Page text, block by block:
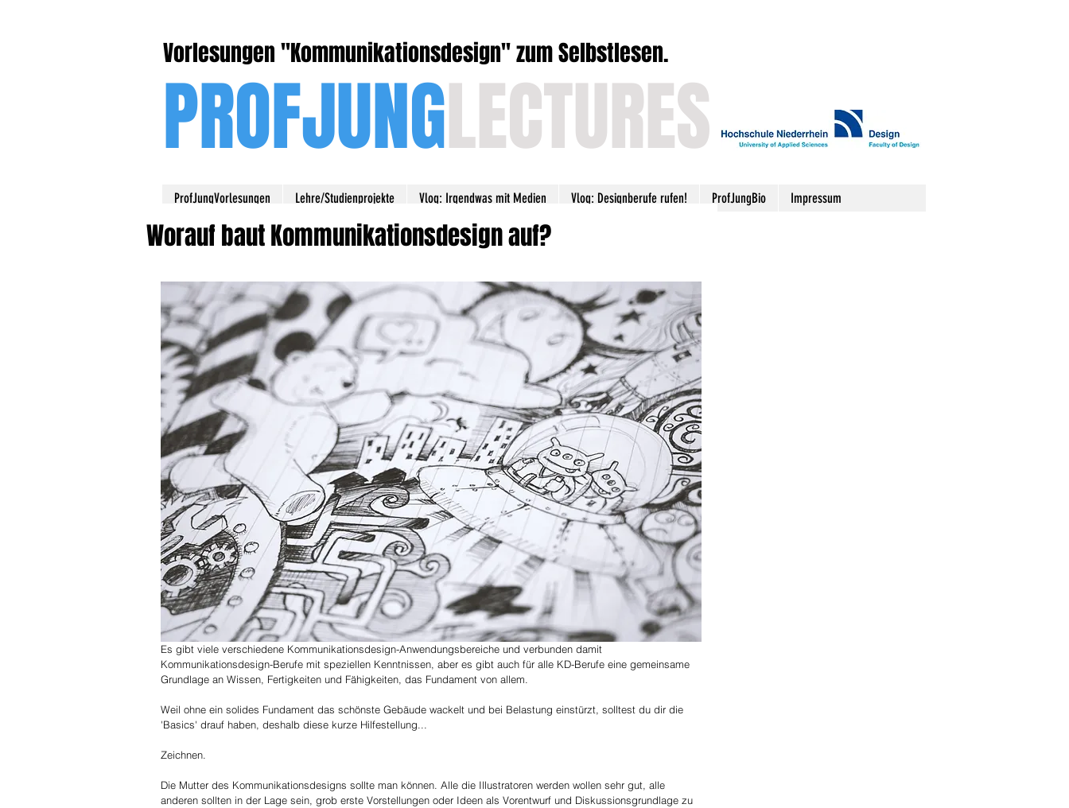
PROFJUNGLECTURES
Vorlesungen ''Kommunikationsdesign'' zum Selbstlesen.
ProfJungVorlesungen Lehre/Studienprojekte Vlog: Irgendwas mit Medien Vlog: Designberufe rufen! ProfJungBio Impressum
Worauf baut Kommunikationsdesign auf?
Es gibt viele verschiedene Kommunikationsdesign-Anwendungsbereiche und verbunden damit
Kommunikationsdesign-Berufe mit speziellen Kenntnissen, aber es gibt auch für alle KD-Berufe eine gemeinsame
Grundlage an Wissen, Fertigkeiten und Fähigkeiten, das Fundament von allem.
Weil ohne ein solides Fundament das schönste Gebäude wackelt und bei Belastung einstürzt, solltest du dir die
'Basics' drauf haben, deshalb diese kurze Hilfestellung...
Zeichnen.
Die Mutter des Kommunikationsdesigns sollte man können. Alle die Illustratoren werden wollen sehr gut, alle
anderen sollten in der Lage sein, grob erste Vorstellungen oder Ideen als Vorentwurf und Diskussionsgrundlage zu